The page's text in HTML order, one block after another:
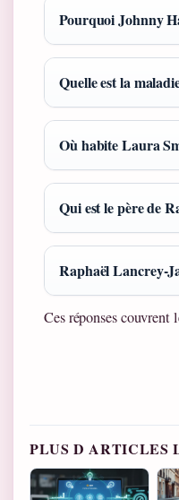
Pourquoi Johnny
Quelle est la
Où habite Laura
Qui est le père de
Raphaël Lancrey-
Ces réponses couvrent
PLUS D ARTICLES